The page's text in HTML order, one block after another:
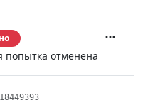
попытка отменена